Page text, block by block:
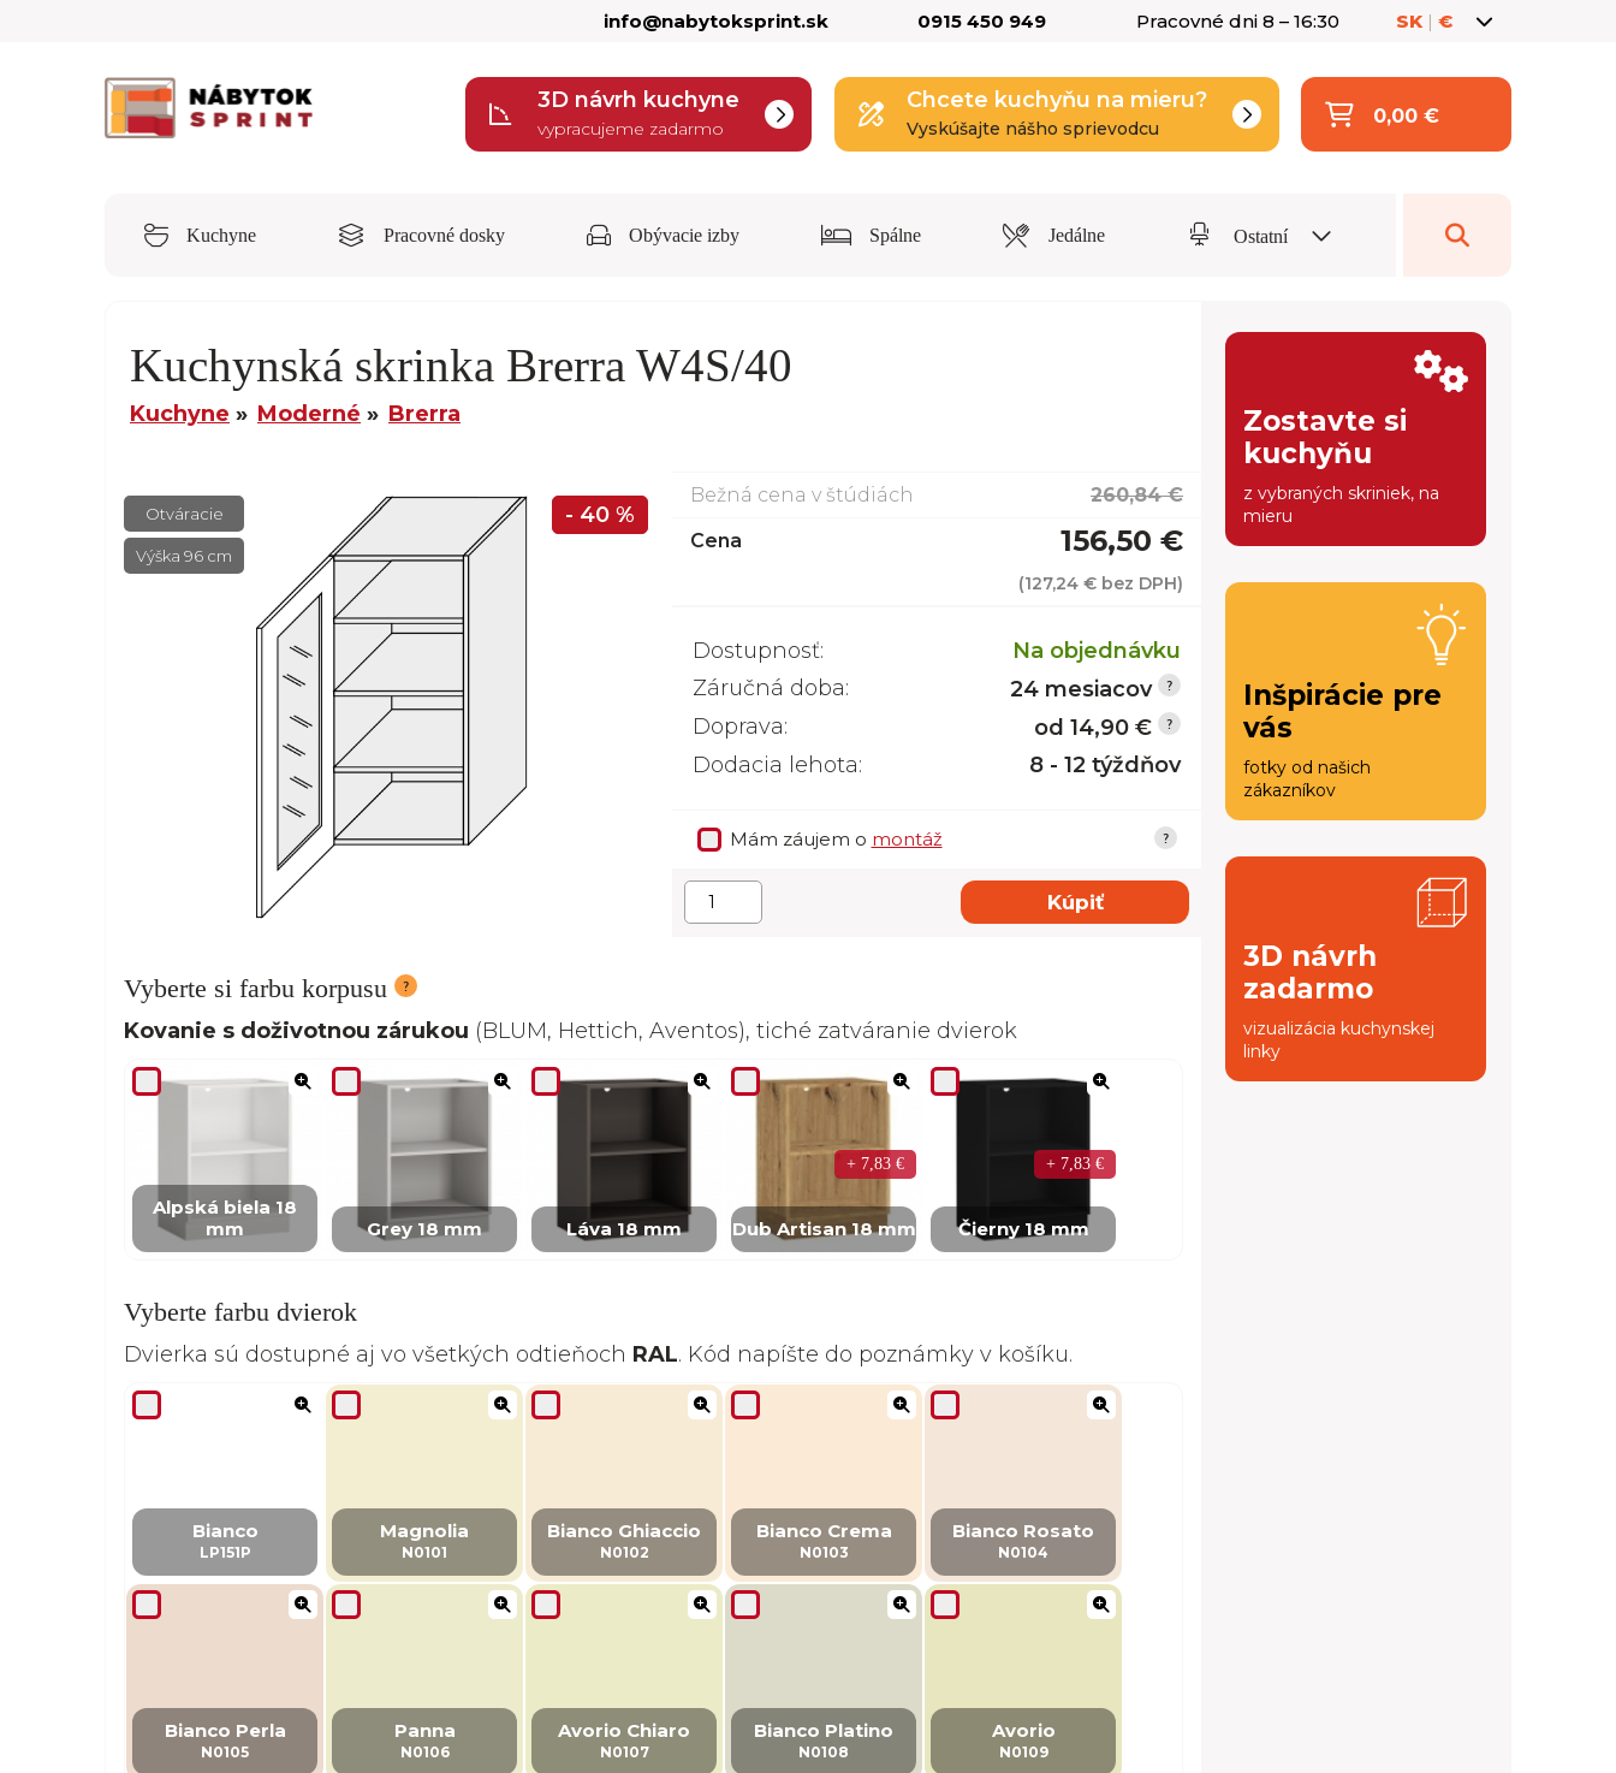
info@nabytoksprint.sk 0915 450 949 Pracovné dni 8 – 16:30 SK | €
3D návrh kuchyne
vypracujeme zadarmo
Chcete kuchyňu na mieru?
Vyskúšajte nášho sprievodcu
0,00 €
Kuchyne Pracovné dosky Obývacie izby Spálne Jedálne Ostatní
Kuchynská skrinka Brerra W4S/40
Kuchyne Moderné Brerra
Otváracie
Výška 96 cm
- 40 %
Bežná cena v štúdiách
260,84 €
Cena
156,50 €
(127,24 € bez DPH)
Dostupnosť:
Na objednávku
Záručná doba:
24 mesiacov
Doprava:
od 14,90 €
Dodacia lehota:
8 - 12 týždňov
Mám záujem o montáž
Kúpiť
Vyberte si farbu korpusu
Kovanie s doživotnou zárukou (BLUM, Hettich, Aventos), tiché zatváranie dvierok
Alpská biela 18
mm
Grey 18 mm Láva 18 mm Dub Artisan 18 mm
+ 7,83 €
Čierny 18 mm
+ 7,83 €
Vyberte farbu dvierok
Dvierka sú dostupné aj vo všetkých odtieňoch RAL. Kód napíšte do poznámky v košíku.
Bianco
LP151P
Magnolia
N0101
Bianco Ghiaccio
N0102
Bianco Crema
N0103
Bianco Rosato
N0104
Bianco Perla
N0105
Panna
N0106
Avorio Chiaro
N0107
Bianco Platino
N0108
Avorio
N0109
Zostavte si
kuchyňu
z vybraných skriniek, na
mieru
Inšpirácie pre
vás
fotky od našich
zákazníkov
3D návrh
zadarmo
vizualizácia kuchynskej
linky